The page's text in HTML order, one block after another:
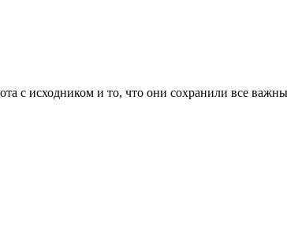
с исходником и то, что они сохранили все